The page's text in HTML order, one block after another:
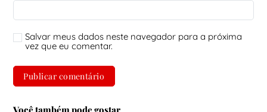
Salvar meus dados neste navegador para a próxima
vez que eu comentar.